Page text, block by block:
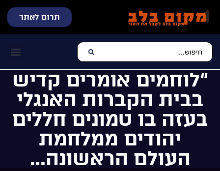
תרום לאתר
“לוחמים אומרים קדיש
בבית הקברות האנגלי
בעזה בו טמונים חללים
יהודים ממלחמת
העולם הראשונה…